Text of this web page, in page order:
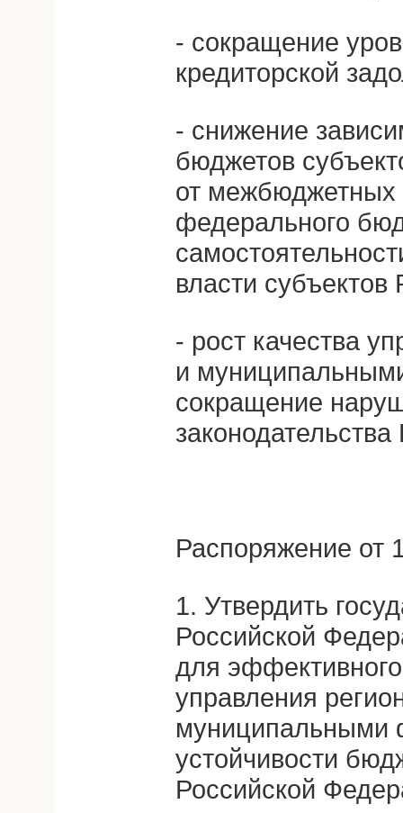
- сокращение
кредиторской
- снижение
бюджетов
от межбюджетных
федерального
власти
- рост качества
и
сокращение
Распоряжение от
1. Утвердить
Российской
для эффективного
управления
муниципальными
устойчивости
Российской